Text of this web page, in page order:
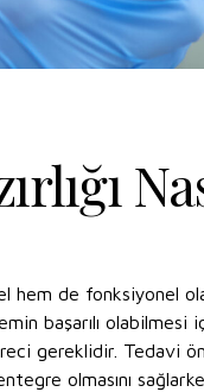
hem de fonksiyonel
başarılı olabilmesi
gereklidir. Tedavi
olmasını